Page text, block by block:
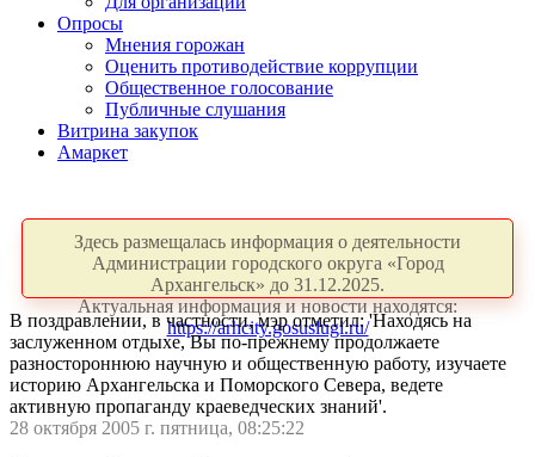
Опросы
Мнения горожан
Оценить противодействие коррупции
Общественное голосование
Публичные слушания
Витрина закупок
Амаркет
Здесь размещалась информация о деятельности
Администрации городского округа «Город
Архангельск» до 31.12.2025.
Актуальная информация и новости находятся:
https://arhcity.gosuslugi.ru/
В поздравлении, в частности, мэр отметил: 'Находясь на
заслуженном отдыхе, Вы по-прежнему продолжаете
разностороннюю научную и общественную работу, изучаете
историю Архангельска и Поморского Севера, ведете
активную пропаганду краеведческих знаний'.
28 октября 2005 г. пятница, 08:25:22